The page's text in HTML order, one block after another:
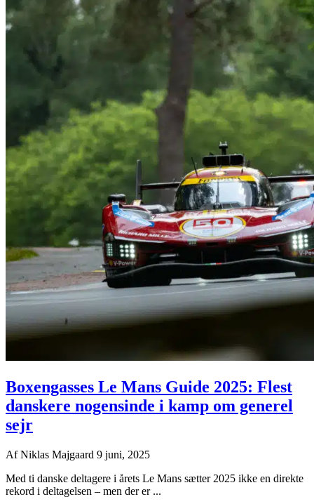
Boxengasses Le Mans Guide 2025: Flest
danskere nogensinde i kamp om generel
sejr
AfNiklas Majgaard 9 juni, 2025
Med ti danske deltagere i årets Le Mans sætter 2025 ikke en direkte
rekord i deltagelsen – men der er ...